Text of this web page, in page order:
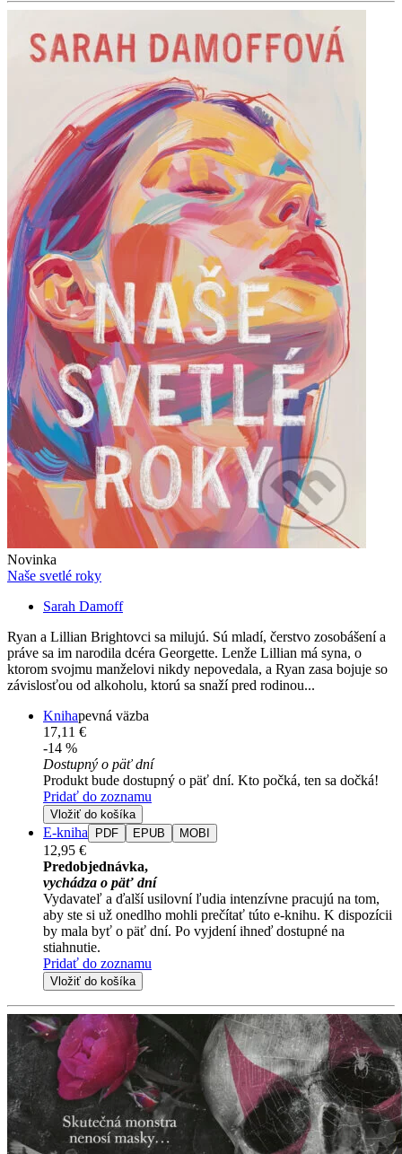
Novinka
Naše svetlé roky
Sarah Damoff
Ryan a Lillian Brightovci sa milujú. Sú mladí, čerstvo zosobášení a
práve sa im narodila dcéra Georgette. Lenže Lillian má syna, o
ktorom svojmu manželovi nikdy nepovedala, a Ryan zasa bojuje so
závislosťou od alkoholu, ktorú sa snaží pred rodinou...
Knihapevná väzba
17,11 €
-14 %
Dostupný o päť dní
Produkt bude dostupný o päť dní. Kto počká, ten sa dočká!
Pridať do zoznamu
Vložiť do košíka
E-kniha PDF EPUB MOBI
12,95 €
Predobjednávka,
vychádza o päť dní
Vydavateľ a ďalší usilovní ľudia intenzívne pracujú na tom,
aby ste si už onedlho mohli prečítať túto e-knihu. K dispozícii
by mala byť o päť dní. Po vyjdení ihneď dostupné na
stiahnutie.
Pridať do zoznamu
Vložiť do košíka